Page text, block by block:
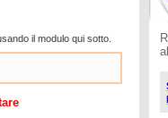
il modulo qui sotto.